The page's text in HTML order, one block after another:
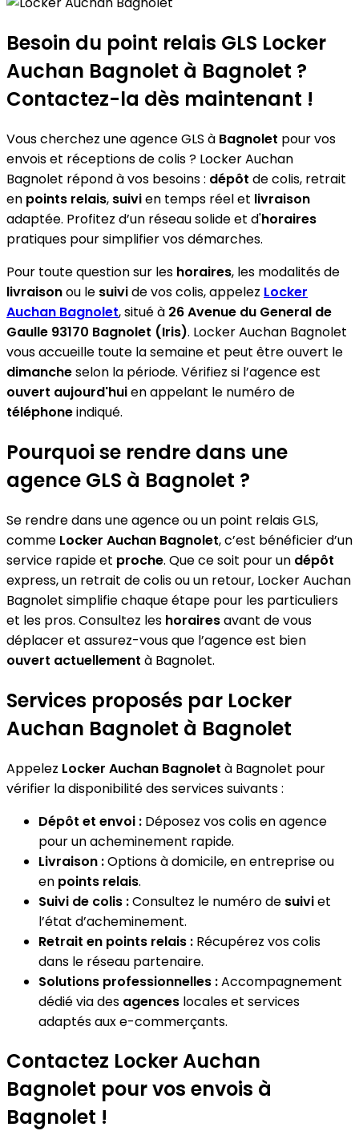
Locker Auchan Bagnolet
+
−
Besoin du point relais GLS Locker
Auchan Bagnolet à Bagnolet ?
Contactez-la dès maintenant !
Vous cherchez une agence GLS à Bagnolet pour vos
envois et réceptions de colis ? Locker Auchan
Bagnolet répond à vos besoins : dépôt de colis, retrait
en points relais, suivien temps réel et livraison
adaptée. Profitez d’un réseau solide et d'horaires
pratiques pour simplifier vos démarches.
Pour toute question sur les horaires, les modalités de
livraisonou le suivide vos colis, appelez Locker
Auchan Bagnolet, situé à 26 Avenue du General de
Gaulle 93170 Bagnolet (Iris). Locker Auchan Bagnolet
vous accueille toute la semaine et peut être ouvert le
dimancheselon la période. Vérifiez si l’agence est
ouvert aujourd'huien appelant le numéro de
téléphoneindiqué.
Pourquoi se rendre dans une
agence GLS à Bagnolet ?
Se rendre dans une agence ou un point relais GLS,
comme Locker Auchan Bagnolet, c’est bénéficier d’un
service rapide et proche. Que ce soit pour un dépôt
express, un retrait de colis ou un retour, Locker Auchan
Bagnolet simplifie chaque étape pour les particuliers
et les pros. Consultez les horairesavant de vous
déplacer et assurez-vous que l’agence est bien
ouvert actuellement à Bagnolet.
Services proposés par Locker
Auchan Bagnolet à Bagnolet
Appelez Locker Auchan Bagnolet à Bagnolet pour
vérifier la disponibilité des services suivants :
Dépôt et envoi : Déposez vos colis en agence
pour un acheminement rapide.
Livraison :Options à domicile, en entreprise ou
en points relais.
Suivi de colis :Consultez le numéro de suiviet
l’état d’acheminement.
Retrait en points relais : Récupérez vos colis
dans le réseau partenaire.
Solutions professionnelles :Accompagnement
dédié via des agences locales et services
adaptés aux e-commerçants.
Contactez Locker Auchan
Bagnolet pour vos envois à
Bagnolet !